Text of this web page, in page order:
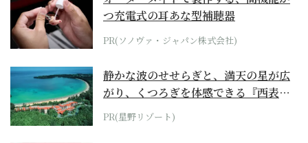
つ充電式の耳あな型補聴器
PR(ソノヴァ・ジャパン株式会社)
静かな波のせせらぎと、満天の星が広
がり、くつろぎを体感できる『西表島
ホテル by...
PR(星野リゾート)